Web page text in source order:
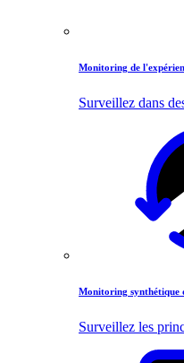
Monitoring de
Surveillez dans
Monitoring synthétique
Surveillez les